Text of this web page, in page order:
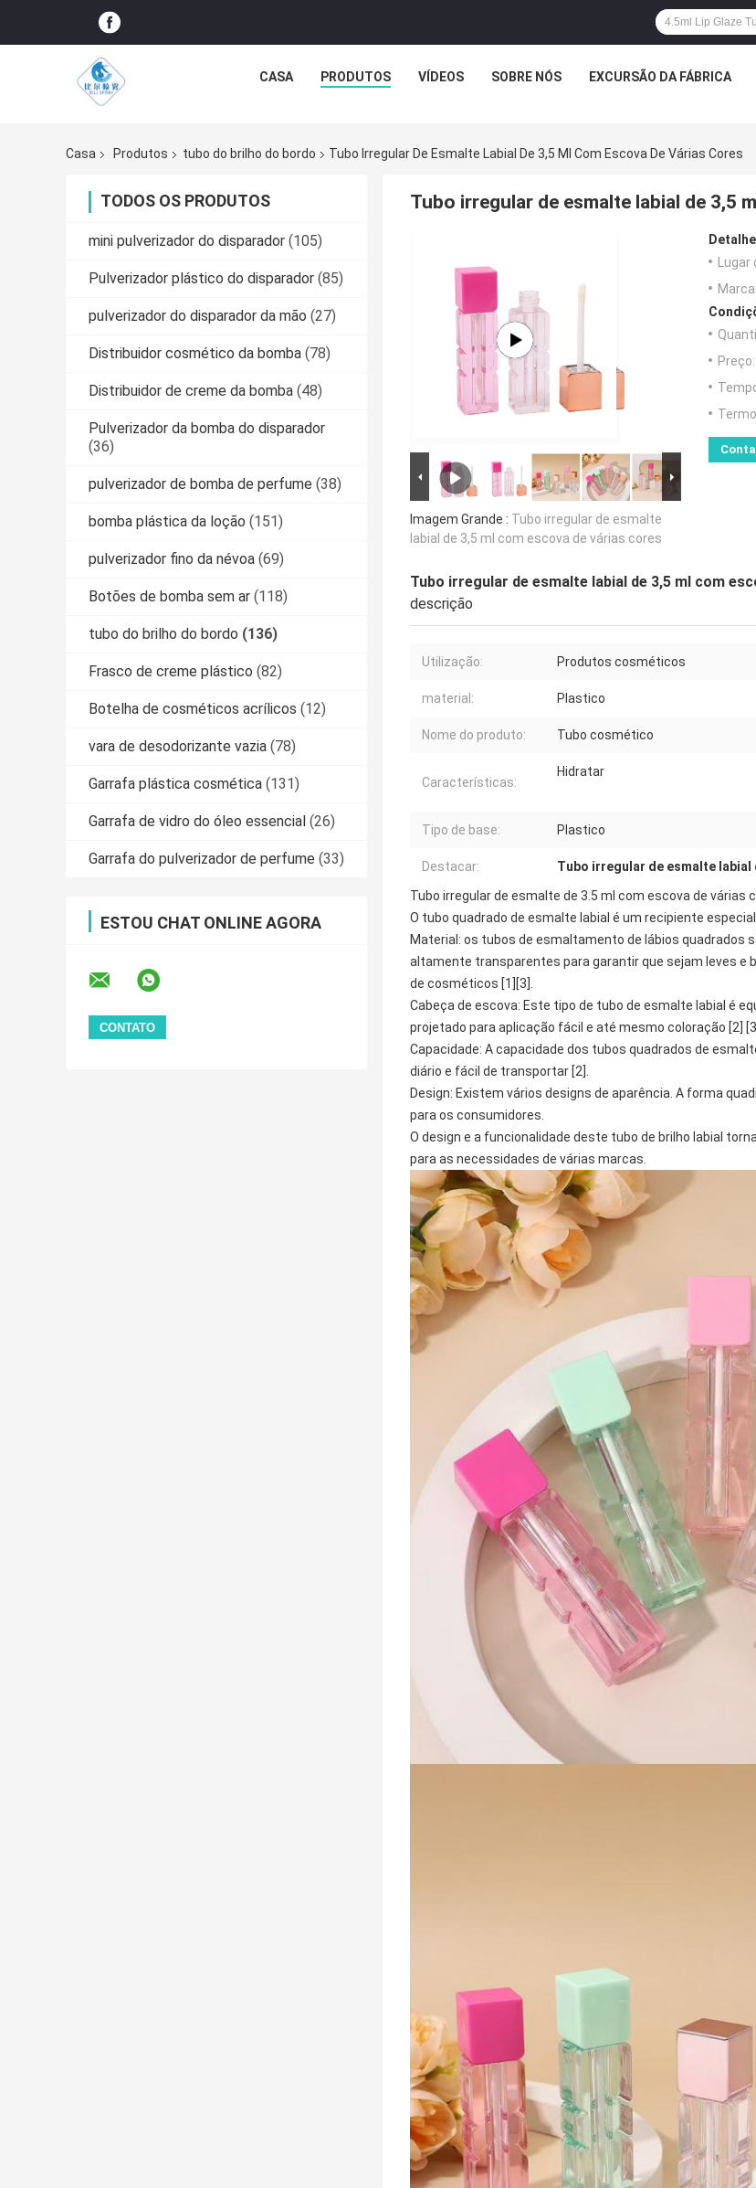
CASA PRODUTOS VÍDEOS SOBRE NÓS EXCURSÃO DA FÁBRICA
Casa Produtos tubo do brilho do bordo Tubo Irregular De Esmalte Labial De 3,5 Ml Com Escova De Várias Cores
TODOS OS PRODUTOS
mini pulverizador do disparador (105)
Pulverizador plástico do disparador (85)
pulverizador do disparador da mão (27)
Distribuidor cosmético da bomba (78)
Distribuidor de creme da bomba (48)
Pulverizador da bomba do disparador
(36)
pulverizador de bomba de perfume (38)
bomba plástica da loção (151)
pulverizador fino da névoa (69)
Botões de bomba sem ar (118)
tubo do brilho do bordo (136)
Frasco de creme plástico (82)
Botelha de cosméticos acrílicos (12)
vara de desodorizante vazia (78)
Garrafa plástica cosmética (131)
Garrafa de vidro do óleo essencial (26)
Garrafa do pulverizador de perfume (33)
ESTOU CHAT ONLINE AGORA
Tubo irregular de esmalte labial de 3,5
Imagem Grande : Tubo irregular de esmalte
labial de 3,5 ml com escova de várias cores
Lugar
Marca:
Preço:
Tubo irregular de esmalte labial de 3,5 ml com
descrição
Utilização: Produtos cosméticos
material: Plastico
Nome do produto: Tubo cosmético
Características:
Hidratar
Tipo de base: Plastico
Destacar: Tubo irregular de esmalte labial
Tubo irregular de esmalte de 3.5 ml com escova de várias
O tubo quadrado de esmalte labial é um recipiente
Material: os tubos de esmaltamento de lábios quadrados
altamente transparentes para garantir que sejam leves e
de cosméticos [1][3].
Cabeça de escova: Este tipo de tubo de esmalte labial é
projetado para aplicação fácil e até mesmo coloração [2]
Capacidade: A capacidade dos tubos quadrados de
diário e fácil de transportar [2].
Design: Existem vários designs de aparência. A forma
para os consumidores.
O design e a funcionalidade deste tubo de brilho labial
para as necessidades de várias marcas.